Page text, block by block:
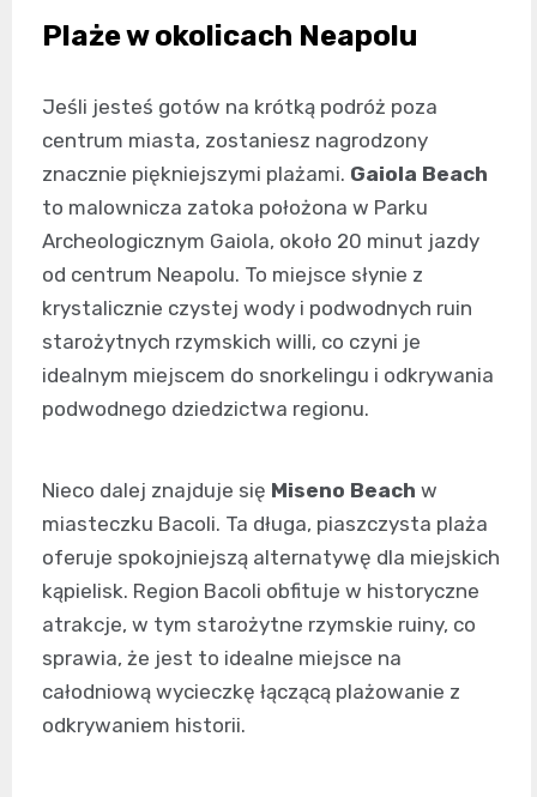
Plaże w okolicach Neapolu
Jeśli jesteś gotów na krótką podróż poza
centrum miasta, zostaniesz nagrodzony
znacznie piękniejszymi plażami. Gaiola Beach
to malownicza zatoka położona w Parku
Archeologicznym Gaiola, około 20 minut jazdy
od centrum Neapolu. To miejsce słynie z
krystalicznie czystej wody i podwodnych ruin
starożytnych rzymskich willi, co czyni je
idealnym miejscem do snorkelingu i odkrywania
podwodnego dziedzictwa regionu.
Nieco dalej znajduje się Miseno Beach w
miasteczku Bacoli. Ta długa, piaszczysta plaża
oferuje spokojniejszą alternatywę dla miejskich
kąpielisk. Region Bacoli obfituje w historyczne
atrakcje, w tym starożytne rzymskie ruiny, co
sprawia, że jest to idealne miejsce na
całodniową wycieczkę łączącą plażowanie z
odkrywaniem historii.